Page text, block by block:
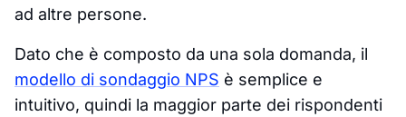
ad altre persone.
Dato che è composto da una sola domanda, il
modello di sondaggio NPS è semplice e
intuitivo, quindi la maggior parte dei rispondenti